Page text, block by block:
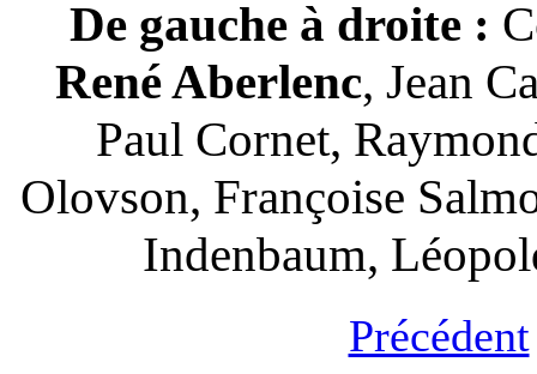
De gauche à droite :
René Aberlenc, Jean
Paul Cornet,
Olovson, Françoise
Indenbaum,
Précédent